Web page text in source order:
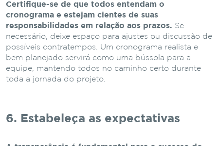
Certifique-se de que todos entendam o
cronograma e estejam cientes de suas
responsabilidades em relação aos prazos. Se
necessário, deixe espaço para ajustes ou discussão de
possíveis contratempos. Um cronograma realista e
bem planejado servirá como uma bússola para a
equipe, mantendo todos no caminho certo durante
toda a jornada do projeto.
6. Estabeleça as expectativas